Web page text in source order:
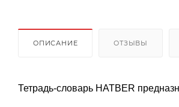
ОПИСАНИЕ ОТЗЫВЫ
Тетрадь-словарь HATBER